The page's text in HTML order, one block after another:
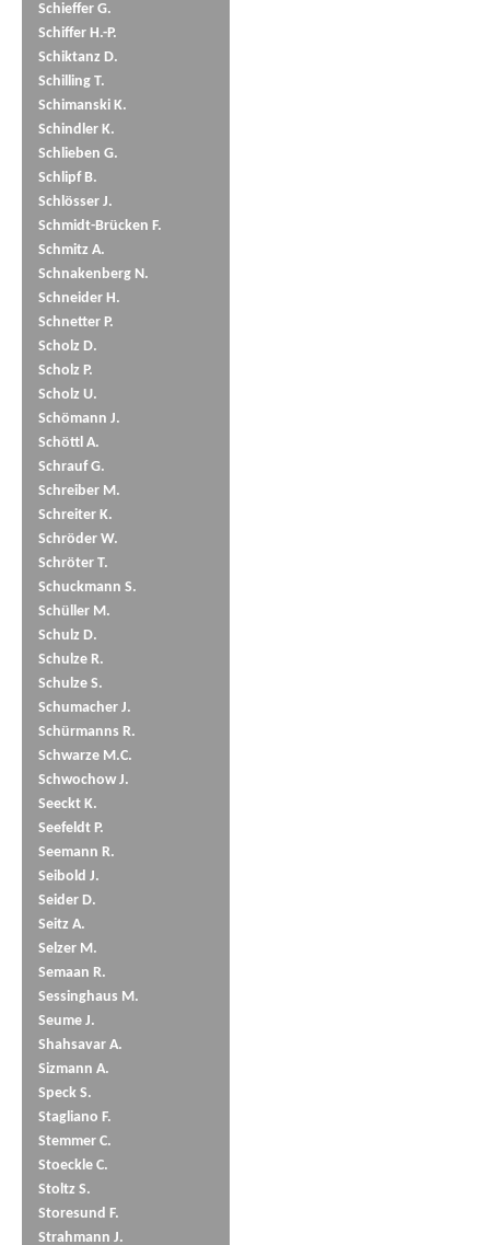
Schieffer G.
Schiffer H.-P.
Schiktanz D.
Schilling T.
Schimanski K.
Schindler K.
Schlieben G.
Schlipf B.
Schlösser J.
Schmidt-Brücken F.
Schmitz A.
Schnakenberg N.
Schneider H.
Schnetter P.
Scholz D.
Scholz P.
Scholz U.
Schömann J.
Schöttl A.
Schrauf G.
Schreiber M.
Schreiter K.
Schröder W.
Schröter T.
Schuckmann S.
Schüller M.
Schulz D.
Schulze R.
Schulze S.
Schumacher J.
Schürmanns R.
Schwarze M.C.
Schwochow J.
Seeckt K.
Seefeldt P.
Seemann R.
Seibold J.
Seider D.
Seitz A.
Selzer M.
Semaan R.
Sessinghaus M.
Seume J.
Shahsavar A.
Sizmann A.
Speck S.
Stagliano F.
Stemmer C.
Stoeckle C.
Stoltz S.
Storesund F.
Strahmann J.